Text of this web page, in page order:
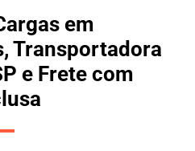
em
Transportadora
e Frete com